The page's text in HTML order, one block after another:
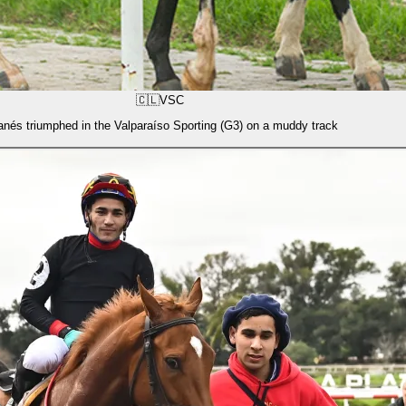
🇨🇱VSC
triumphed in the Valparaíso Sporting (G3) on a muddy track